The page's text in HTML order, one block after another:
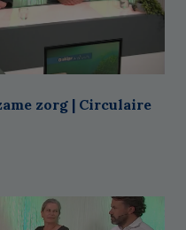
zorg | Circulaire